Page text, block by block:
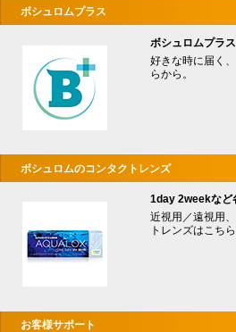
ボシュロムプラス
ボシュロムプラス
好きな時に届く
らから。
ボシュロムのコンタクトレンズ
1day 2weekなど
近視用／遠視用
トレンズはこちら
お客様サポート